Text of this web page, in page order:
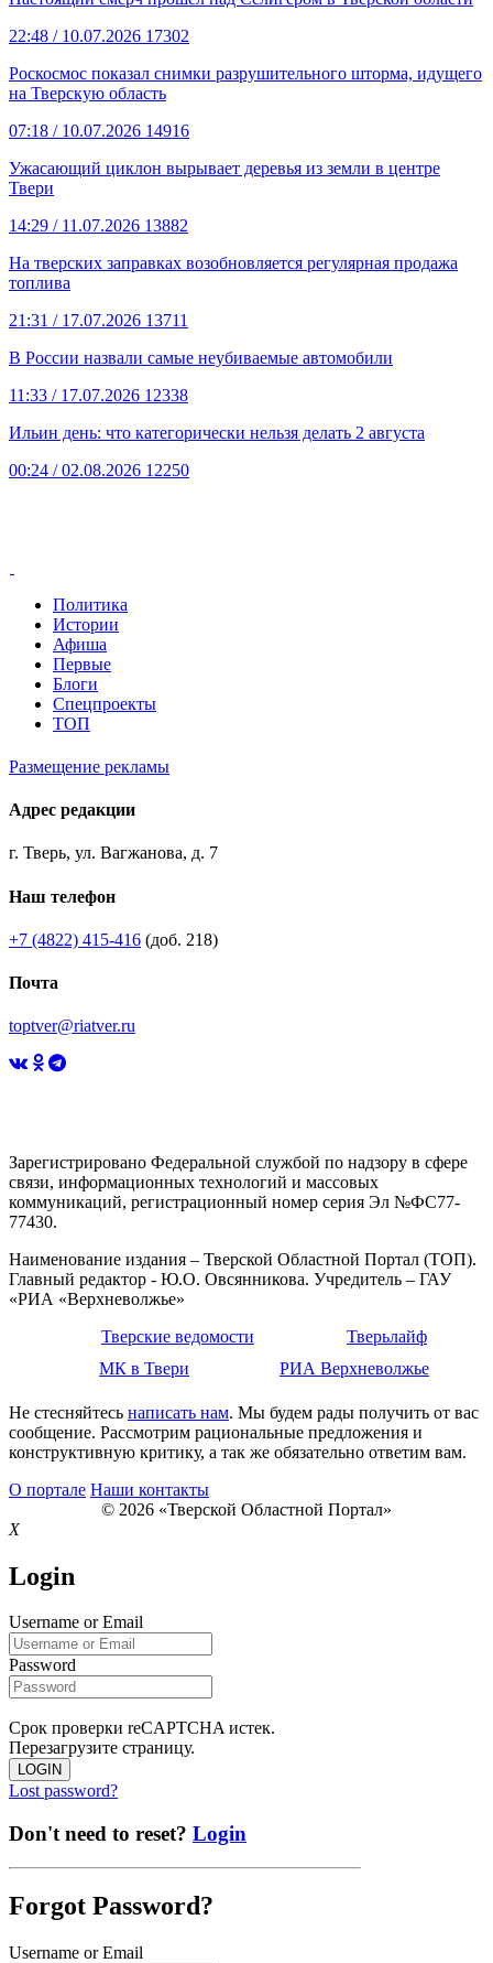
22:48 / 10.07.2026 17302
Роскосмос показал снимки разрушительного шторма, идущего
на Тверскую область
07:18 / 10.07.2026 14916
Ужасающий циклон вырывает деревья из земли в центре
Твери
14:29 / 11.07.2026 13882
На тверских заправках возобновляется регулярная продажа
топлива
21:31 / 17.07.2026 13711
В России назвали самые неубиваемые автомобили
11:33 / 17.07.2026 12338
Ильин день: что категорически нельзя делать 2 августа
00:24 / 02.08.2026 12250
Политика
Истории
Афиша
Первые
Блоги
Спецпроекты
ТОП
Размещение рекламы
Адрес редакции
г. Тверь, ул. Вагжанова, д. 7
Наш телефон
+7 (4822) 415-416 (доб. 218)
Почта
toptver@riatver.ru
Зарегистрировано Федеральной службой по надзору в сфере
связи, информационных технологий и массовых
коммуникаций, регистрационный номер серия Эл №ФС77-
77430.
Наименование издания – Тверской Областной Портал (ТОП).
Главный редактор - Ю.О. Овсянникова. Учредитель – ГАУ
«РИА «Верхневолжье»
Тверские ведомости
Тверьлайф
МК в Твери
РИА Верхневолжье
Не стесняйтесь написать нам. Мы будем рады получить от вас
сообщение. Рассмотрим рациональные предложения и
конструктивную критику, а так же обязательно ответим вам.
О портале Наши контакты
© 2026 «Тверской Областной Портал»
X
Login
Username or Email
Password
Срок проверки reCAPTCHA истек.
Перезагрузите страницу.
LOGIN
Lost password?
Don't need to reset? Login
Forgot Password?
Username or Email